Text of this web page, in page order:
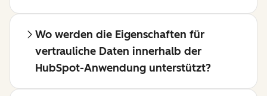
Wo werden die Eigenschaften für
vertrauliche Daten innerhalb der
HubSpot-Anwendung unterstützt?